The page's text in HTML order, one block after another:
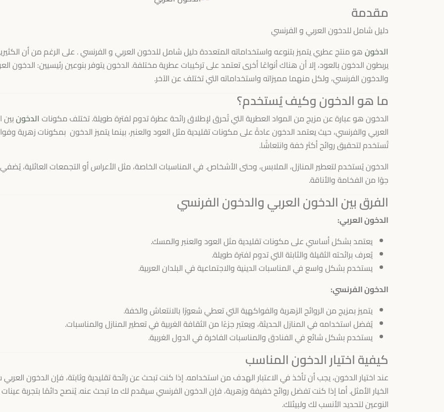
مقدمة
دليل شامل للدخون العربي و الفرنسي
الدخونهو منتج عطري يتميز بتنوعه واستخداماته المتعددة دليل شامل للدخون العربي و الفرنسي . على الرغم من أن
يربطون الدخون بالعود، إلا أن هناك أنواعًا أخرى تعتمد على تركيبات عطرية مختلفة. الدخون يتوفر بنوعين رئيسيين: الدخون
والدخون الفرنسي، ولكل منهما مميزاته واستخداماته التي تختلف عن الآخر.
ما هو الدخون وكيف يُستخدم؟
الدخون هو عبارة عن مزيج من المواد العطرية التي تُحرق لإطلاق رائحة عطرة تدوم لفترة طويلة. تختلف مكونات الدخونبين
العربي والفرنسي، حيث يعتمد الدخون عادةً على مكونات تقليدية مثل العود والعنبر، بينما يتميز الدخون بمكونات زهرية
تُستخدم لتحقيق روائح أكثر خفة وانتعاشًا.
الدخون يُستخدم لتعطير المنازل، الملابس، وحتى الأشخاص. في المناسبات الخاصة، مثل الأعراس أو التجمعات العائلية،
جوًا من الفخامة والأناقة.
الفرق بين الدخون العربي والدخون الفرنسي
الدخون العربي:
يعتمد بشكل أساسي على مكونات تقليدية مثل العود والعنبر والمسك.
يُعرف برائحته الثقيلة والثابتة التي تدوم لفترة طويلة.
يستخدم بشكل واسع في المناسبات الدينية والاجتماعية في البلدان العربية.
الدخون الفرنسي:
يتميز بمزيج من الروائح الزهرية والفواكهية التي تعطي شعورًا بالانتعاش والخفة.
يُفضل استخدامه في المنازل الحديثة، ويعتبر جزءًا من الثقافة الغربية في تعطير المنازل والمناسبات.
يستخدم بشكل شائع في الفنادق والمناسبات الفاخرة في الدول الغربية.
كيفية اختيار الدخون المناسب
عند اختيار الدخون، يجب أن تأخذ في الاعتبار الهدف من استخدامه. إذا كنت تبحث عن رائحة تقليدية وثابتة، فإن الدخون
الخيار الأمثل. أما إذا كنت تفضل روائح خفيفة وزهرية، فإن الدخون الفرنسي سيقدم لك ما تبحث عنه. يُنصح دائمًا بتجربة
النوعين لتحديد الأنسب لك ولبيئتك.